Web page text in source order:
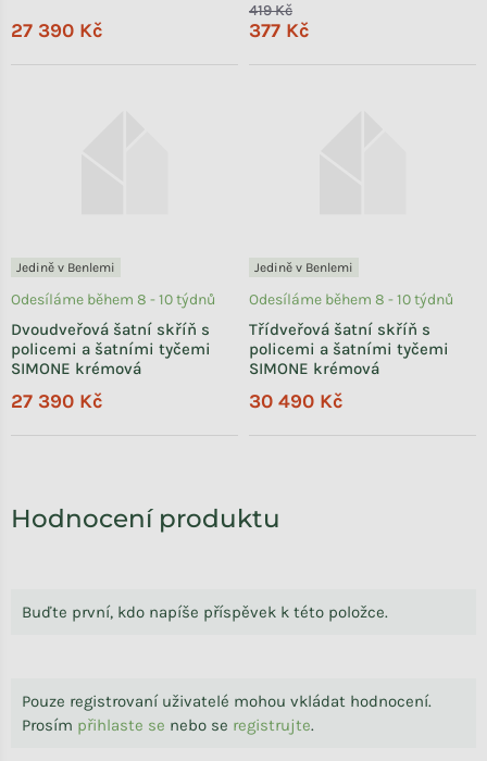
Hodnocení produktu
Buďte první, kdo napíše příspěvek k této položce.
Pouze registrovaní uživatelé mohou vkládat hodnocení.
Prosím přihlaste se nebo se registrujte.
27 390 Kč
419 Kč
377 Kč
Jedině v Benlemi
Dvoudveřová šatní skříň s
policemi a šatními tyčemi
SIMONE krémová
Odesíláme během 8 - 10 týdnů
27 390 Kč
Jedině v Benlemi
Třídveřová šatní skříň s
policemi a šatními tyčemi
SIMONE krémová
Odesíláme během 8 - 10 týdnů
30 490 Kč